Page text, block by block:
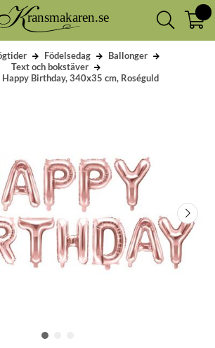
Födelsedag
Ballonger
Text och bokstäver
Birthday, 340x35 cm, Roséguld